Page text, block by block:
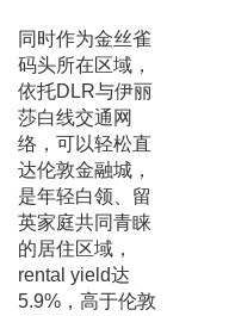
同时作为金丝雀
码头所在区域，
依托DLR与伊丽
莎白线交通网
络，可以轻松直
达伦敦金融城，
是年轻白领、留
英家庭共同青睐
的居住区域，
rental yield达
5.9%，高于伦敦